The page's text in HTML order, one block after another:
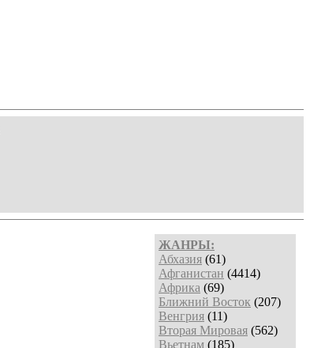
ЖАНРЫ:
Абхазия (61)
Афганистан (4414)
Африка (69)
Ближний Восток (207)
Венгрия (11)
Вторая Мировая (562)
Вьетнам (185)